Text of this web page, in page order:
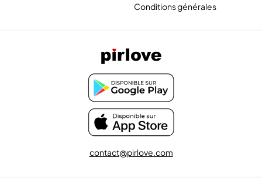
contact@pirlove.com
Conditions générales